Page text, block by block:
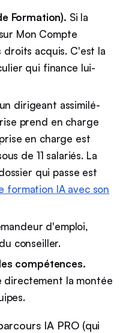
Formation). Si la
Mon Compte
droits acquis. C'est la
qui finance lui-
dirigeant assimilé-
prend en charge
en charge est
de 11 salariés. La
qui passe est
formation IA avec son
d'emploi,
conseiller.
compétences.
directement la montée
IA PRO (qui